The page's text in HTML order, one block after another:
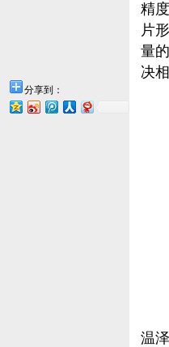
分享到：
精
片
量
决
温